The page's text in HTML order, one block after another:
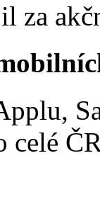
za
celé